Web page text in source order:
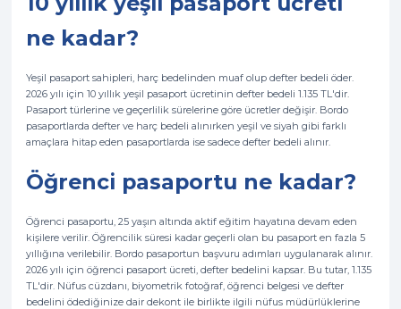
ne kadar?
Yeşil pasaport sahipleri, harç bedelinden muaf olup defter bedeli öder.
2026 yılı için 10 yıllık yeşil pasaport ücretinin defter bedeli 1.135 TL'dir.
Pasaport türlerine ve geçerlilik sürelerine göre ücretler değişir. Bordo
pasaportlarda defter ve harç bedeli alınırken yeşil ve siyah gibi farklı
amaçlara hitap eden pasaportlarda ise sadece defter bedeli alınır.
Öğrenci pasaportu ne kadar?
Öğrenci pasaportu, 25 yaşın altında aktif eğitim hayatına devam eden
kişilere verilir. Öğrencilik süresi kadar geçerli olan bu pasaport en fazla 5
yıllığına verilebilir. Bordo pasaportun başvuru adımları uygulanarak alınır.
2026 yılı için öğrenci pasaport ücreti, defter bedelini kapsar. Bu tutar, 1.135
TL'dir. Nüfus cüzdanı, biyometrik fotoğraf, öğrenci belgesi ve defter
bedelini ödediğinize dair dekont ile birlikte ilgili nüfus müdürlüklerine